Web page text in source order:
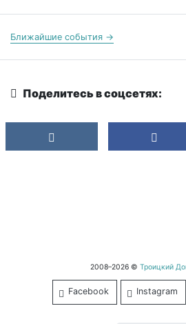
Ближайшие события →
Поделитесь в соцсетях:
2008–2026 © Троицкий
Facebook Instagram